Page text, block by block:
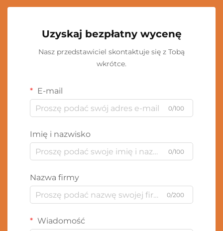
Uzyskaj bezpłatny wycenę
Nasz przedstawiciel skontaktuje się z Tobą
wkrótce.
E-mail
0/100
Imię i nazwisko
0/100
Nazwa firmy
0/200
Wiadomość